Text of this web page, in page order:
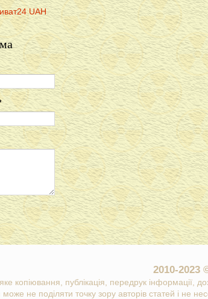
UAH
2010-
копіювання, публікація, передрук інформації,
може не поділяти точку зору авторів статей і не